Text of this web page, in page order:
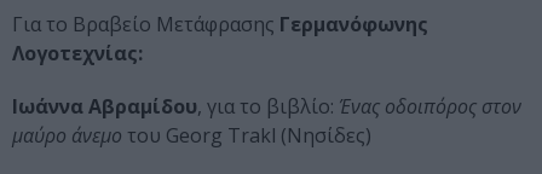
Για το Βραβείο Μετάφρασης Γερμανόφωνης
Λογοτεχνίας:
Ιωάννα Αβραμίδου, για το βιβλίο: Ένας οδοιπόρος στον
μαύρο άνεμο του Georg Trakl (Νησίδες)